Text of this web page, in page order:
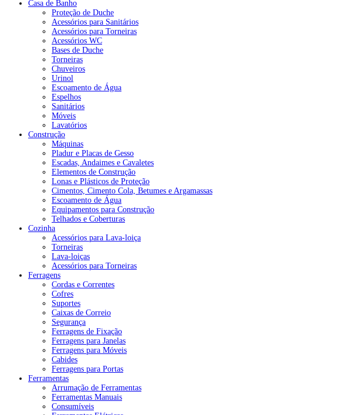
Casa de Banho
Proteção de Duche
Acessórios para Sanitários
Acessórios para Torneiras
Acessórios WC
Bases de Duche
Torneiras
Chuveiros
Urinol
Escoamento de Água
Espelhos
Sanitários
Móveis
Lavatórios
Construção
Máquinas
Pladur e Placas de Gesso
Escadas, Andaimes e Cavaletes
Elementos de Construção
Lonas e Plásticos de Proteção
Cimentos, Cimento Cola, Betumes e Argamassas
Escoamento de Água
Equipamentos para Construção
Telhados e Coberturas
Cozinha
Acessórios para Lava-loiça
Torneiras
Lava-loiças
Acessórios para Torneiras
Ferragens
Cordas e Correntes
Cofres
Suportes
Caixas de Correio
Segurança
Ferragens de Fixação
Ferragens para Janelas
Ferragens para Móveis
Cabides
Ferragens para Portas
Ferramentas
Arrumação de Ferramentas
Ferramentas Manuais
Consumíveis